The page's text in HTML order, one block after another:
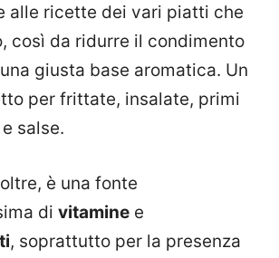
alle ricette dei vari piatti che
così da ridurre il condimento
giusta base aromatica. Un
per frittate, insalate, primi
salse.
è una fonte
di vitamine e
, soprattutto per la presenza